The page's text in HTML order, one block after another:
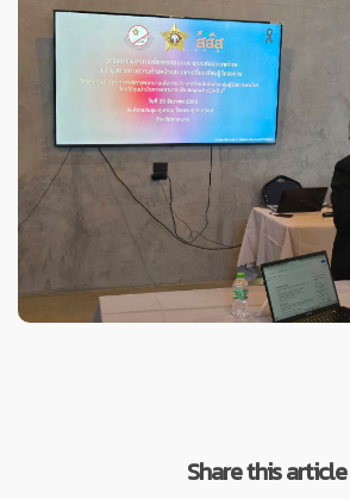
Share this article